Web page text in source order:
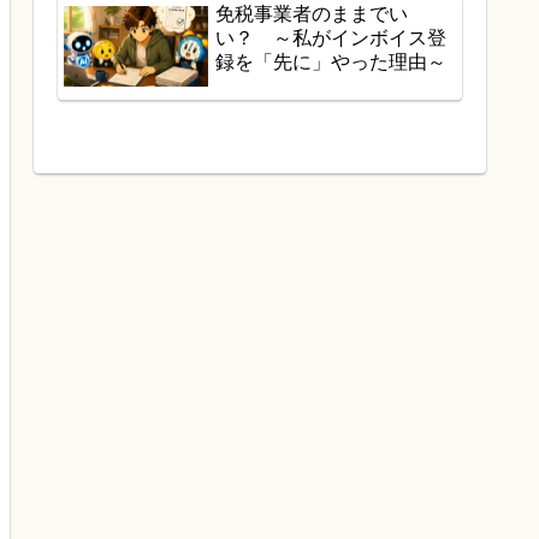
免税事業者のままでい
い？ ～私がインボイス登
録を「先に」やった理由～